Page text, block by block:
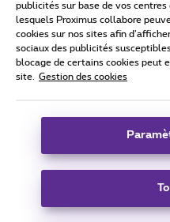
Tous droits réservés. © 2026
Conditions générales, info
Coordonnées de l’entreprise
Boulevard du Roi Albert II 27
publicités sur base de vos
lesquels Proximus collabore
cookies sur nos sites afin
sociaux des publicités
blocage de certains cookies peut
site.
Gestion des cookies